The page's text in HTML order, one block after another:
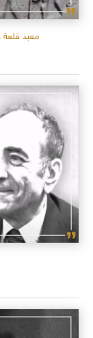
معبد قلعة